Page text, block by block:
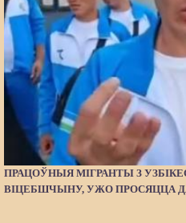
ПРАЦОЎНЫЯ МІГРАНТЫ З
ВІЦЕБШЧЫНУ, УЖО ПРОСЯЦЦА